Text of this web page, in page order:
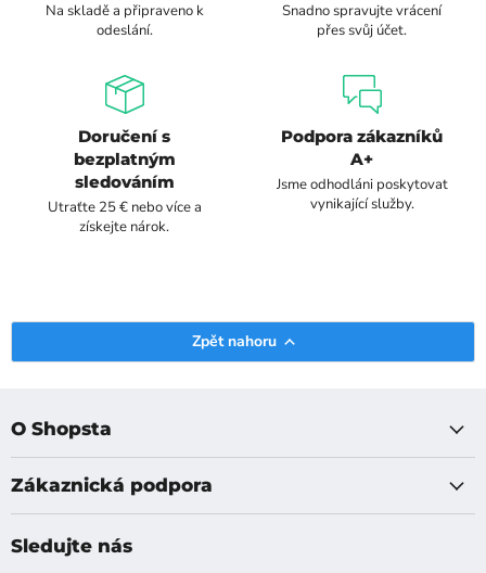
Na skladě a připraveno k
odeslání.
Snadno spravujte vrácení
přes svůj účet.
Doručení s
bezplatným
sledováním
Utraťte 25 € nebo více a
získejte nárok.
Podpora zákazníků
A+
Jsme odhodláni poskytovat
vynikající služby.
Zpět nahoru
O Shopsta
Zákaznická podpora
Sledujte nás